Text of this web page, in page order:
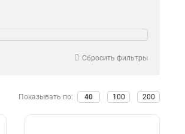
Сбросить фильтры
Показывать по: 40 100 200